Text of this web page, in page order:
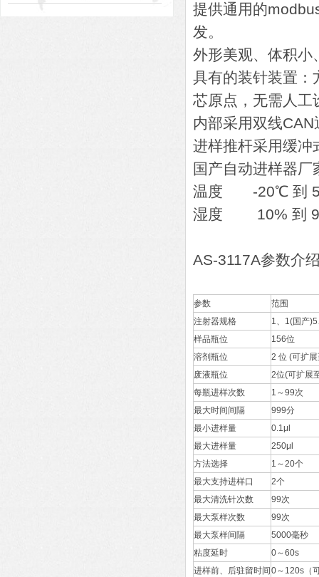
提供通用的
发。
外形美观、体积小
具有的装针装置：
芯原点，无需人工
内部采用双线
进样推杆采用缓冲
国产自动进样器
温度 -20℃ 到
湿度 10% 到
AS-3117A参数介
参数
范围
注射器规格
1、1(国产
样品瓶位
156位
溶剂瓶位
2 位 (可扩
废液瓶位
2位(可扩展
每瓶进样次数
1～99次
最大时间间隔
999分
最小进样量
0.1μl
最大进样量
250μl
方法选择
1～20个
最大支持进样口
2个
最大清洗针次数
99次
最大泵样次数
99次
最大泵样间隔
5000毫秒
粘度延时
0～60s
进样前、后驻留时间 0～120s（